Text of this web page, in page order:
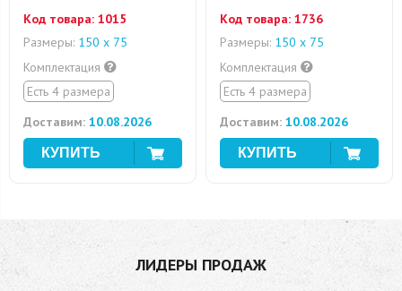
Код товара: 1015
Размеры: 150 х 75
Комплектация
Есть 4 размера
Доставим: 10.08.2026
Код товара: 1736
Размеры: 150 х 75
Комплектация
Есть 4 размера
Доставим: 10.08.2026
ЛИДЕРЫ ПРОДАЖ